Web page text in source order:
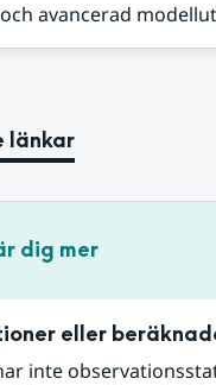
avancerad
länkar
dig mer
eller
inte